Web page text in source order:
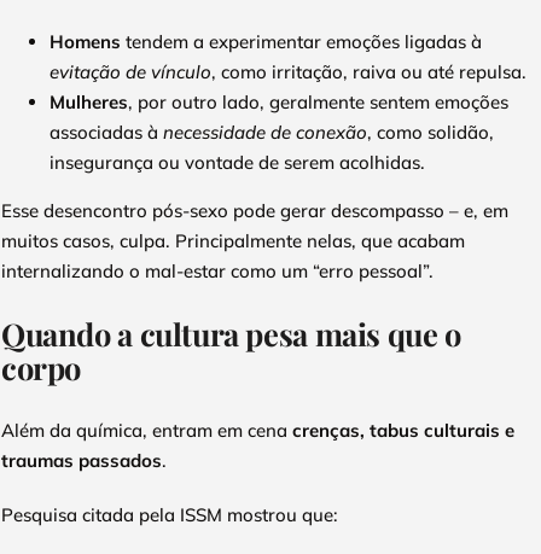
Homens tendem a experimentar emoções ligadas à
evitação de vínculo, como irritação, raiva ou até repulsa.
Mulheres, por outro lado, geralmente sentem emoções
associadas à necessidade de conexão, como solidão,
insegurança ou vontade de serem acolhidas.
Esse desencontro pós-sexo pode gerar descompasso – e, em
muitos casos, culpa. Principalmente nelas, que acabam
internalizando o mal-estar como um “erro pessoal”.
Quando a cultura pesa mais que o
corpo
Além da química, entram em cena crenças, tabus culturais e
traumas passados.
Pesquisa citada pela ISSM mostrou que: